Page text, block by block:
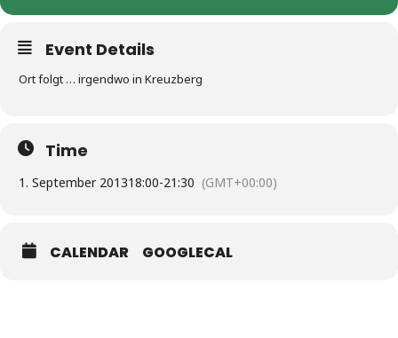
Event Details
Ort folgt … irgendwo in Kreuzberg
Time
1. September 201318:00-21:30 (GMT+00:00)
CALENDAR GOOGLECAL